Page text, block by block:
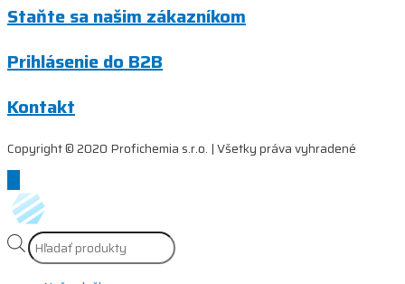
Staňte sa našim zákazníkom
Prihlásenie do B2B
Kontakt
Copyright © 2020 Profichemia s.r.o. | Všetky práva vyhradené
to
Top
Products
search